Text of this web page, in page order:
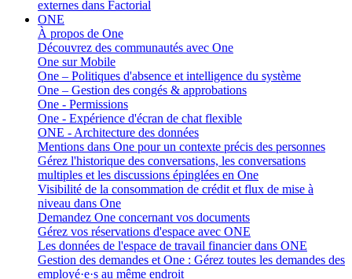
externes dans Factorial
ONE
À propos de One
Découvrez des communautés avec One
One sur Mobile
One – Politiques d'absence et intelligence du système
One – Gestion des congés & approbations
One - Permissions
One - Expérience d'écran de chat flexible
ONE - Architecture des données
Mentions dans One pour un contexte précis des personnes
Gérez l'historique des conversations, les conversations
multiples et les discussions épinglées en One
Visibilité de la consommation de crédit et flux de mise à
niveau dans One
Demandez One concernant vos documents
Gérez vos réservations d'espace avec ONE
Les données de l'espace de travail financier dans ONE
Gestion des demandes et One : Gérez toutes les demandes des
employé·e·s au même endroit